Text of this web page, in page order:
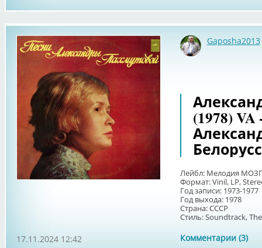
Gaposha2013
(1978)
Лейбл: Мелодия
Формат: Vinil, LP,
Год записи: 1973-1977
Год выхода: 1978
Страна: СССР
Стиль: Soundtrack,
Комментарии (3)
17.11.2024 12:42